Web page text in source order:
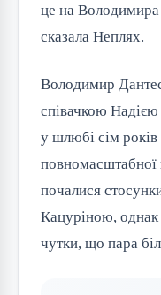
це на
сказала Неплях.
Володимир
співачкою
у шлюбі сім років
повномасштабної
почалися
Кацуріною, однак
чутки, що пара